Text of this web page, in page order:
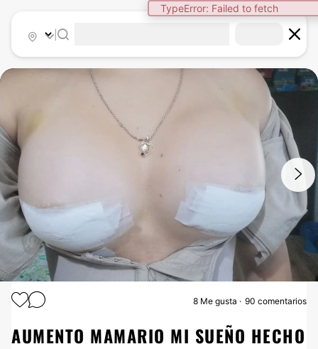
AUMENTO MAMARIO
8 Me gusta 90 comentarios
AUMENTO MAMARIO MI SUEÑO HECHO